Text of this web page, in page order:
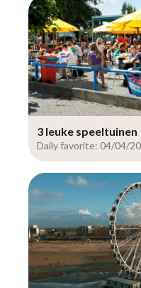
3 leuke speeltuinen
Daily favorite: 04/04/